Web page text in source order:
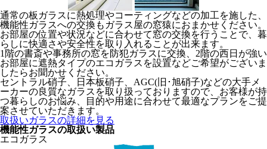
通常の板ガラスに熱処理やコーティングなどの加工を施した、
機能性ガラスへの交換もガラス屋の窓猿におまかせください。
お部屋の位置や状況などに合わせて窓の交換を行うことで、暮
らしに快適さや安全性を取り入れることが出来ます。
1階の書斎や事務所の窓を防犯ガラスに交換、2階の西日が強い
お部屋に遮熱タイプのエコガラスを設置などご希望がございま
したらお聞かせください。
セントラル硝子、日本板硝子、AGC(旧･旭硝子)などの大手メ
ーカーの良質なガラスを取り扱っておりますので、お客様が持
つ暮らしのお悩み、目的や用途に合わせて最適なプランをご提
案させていただきます。
取扱いガラスの詳細を見る
機能性ガラスの取扱い製品
エコガラス